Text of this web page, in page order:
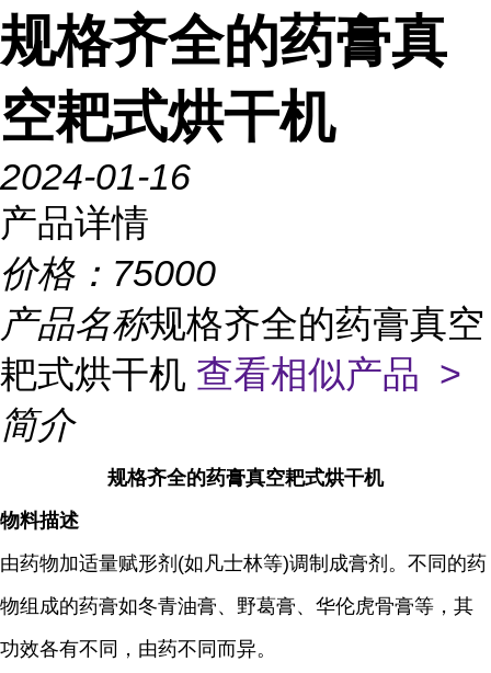
规格齐全的药膏真
空耙式烘干机
2024-01-16
产品详情
价格： 75000
产品名称规格齐全的药膏真空
耙式烘干机 查看相似产品 >
简介
规格齐全的药膏真空耙式烘干机
物料描述
由药物加适量赋形剂(如凡士林等)调制成膏剂。不同的药
物组成的药膏如冬青油膏、野葛膏、华伦虎骨膏等，其
功效各有不同，由药不同而异。